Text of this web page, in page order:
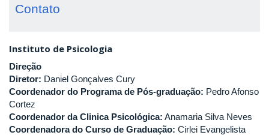
Contato
Instituto de Psicologia
Direção
Diretor: Daniel Gonçalves Cury
Coordenador do Programa de Pós-graduação: Pedro Afonso
Cortez
Coordenador da Clinica Psicológica: Anamaria Silva Neves
Coordenadora do Curso de Graduação: Cirlei Evangelista